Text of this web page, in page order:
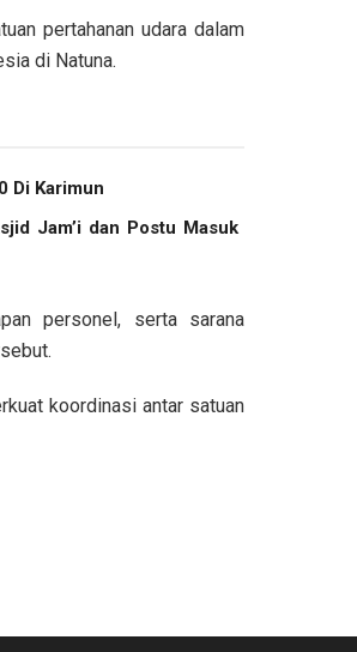
pertahanan udara dalam
di Natuna.
Di Karimun
Jam’i dan Postu Masuk
personel, serta sarana
koordinasi antar satuan